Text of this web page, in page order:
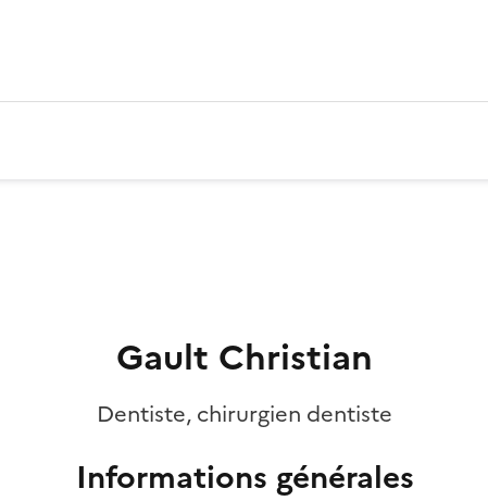
Gault Christian
Dentiste, chirurgien dentiste
Informations générales